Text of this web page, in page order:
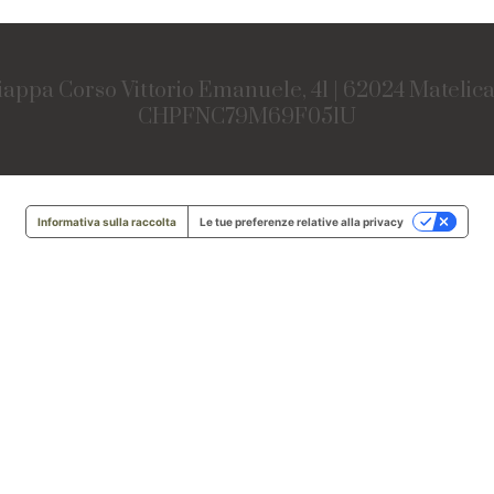
Corso Vittorio Emanuele, 41 | 62024 Matelica
CHPFNC79M69F051U
Informativa sulla raccolta Le tue preferenze relative alla privacy